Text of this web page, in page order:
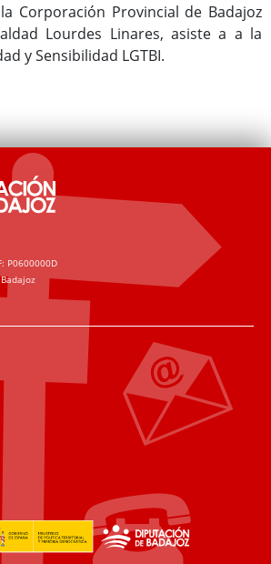
Corporación Provincial de Badajoz
Lourdes Linares, asiste a a la
y Sensibilidad LGTBI.
P0600000D